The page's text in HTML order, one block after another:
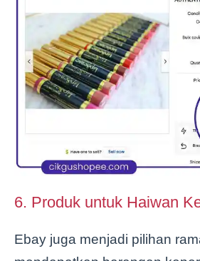
6. Produk untuk Haiwan
Ebay juga menjadi pilihan